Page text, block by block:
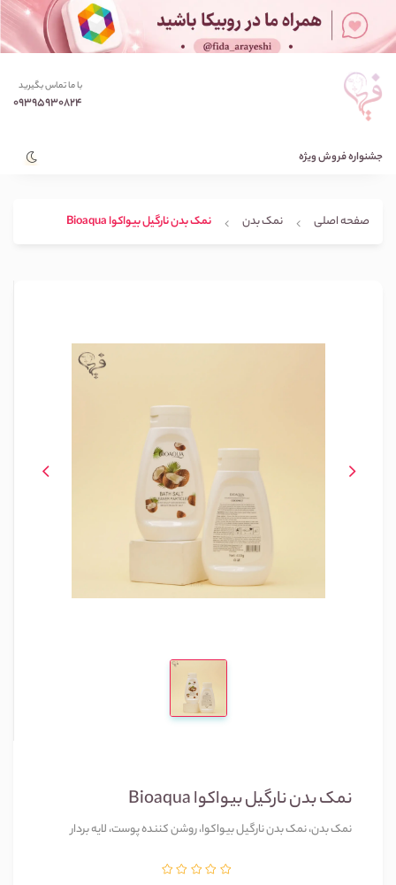
با ما تماس بگیرید
09395930824
جشنواره فروش ویژه
صفحه اصلی نمک بدن نمک بدن نارگیل بیواکوا Bioaqua
نمک بدن نارگیل بیواکوا Bioaqua
نمک بدن، نمک بدن نارگیل بیواکوا، روشن کننده پوست، لایه بردار